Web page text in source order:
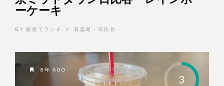
ーケーキ
BY 銀座でランチ • 有楽町・日比谷
3
8年 AGO